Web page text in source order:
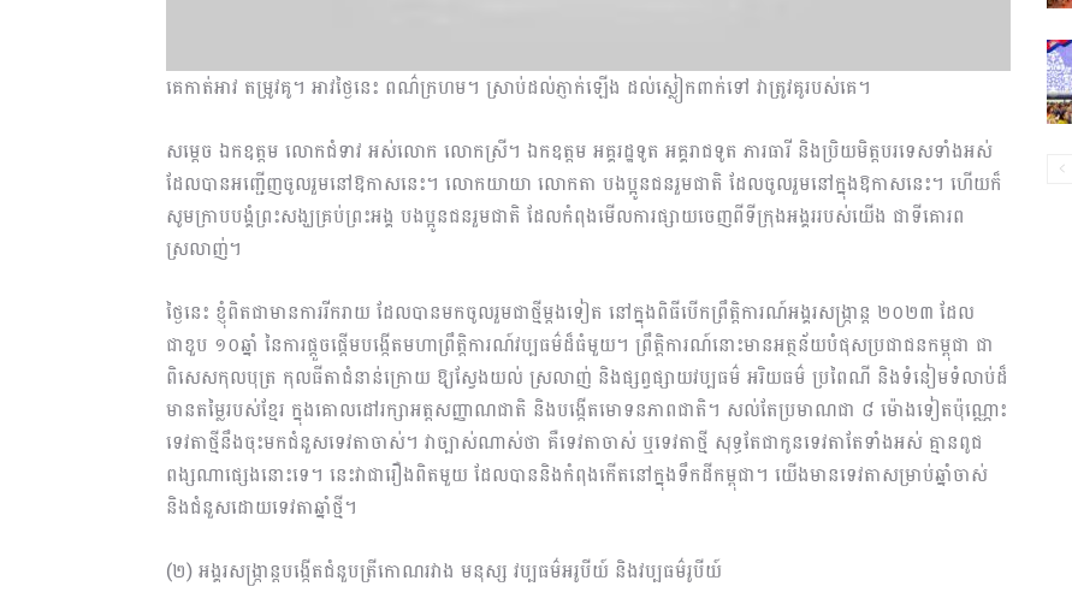
ប្រតិកម្ម
គេកាត់អាវ តម្រូវគូ។ អាវថ្ងៃនេះ ពណ៌ក្រហម។ ស្រាប់ដល់ភ្ញាក់ឡើង ដល់ស្លៀកពាក់ទៅ វាត្រូវគូរបស់គេ។
សម្ដេច ឯកឧត្តម លោកជំទាវ អស់លោក លោកស្រី។ ឯកឧត្តម អគ្គរដ្ឋទូត អគ្គរាជទូត ភារធារី និងប្រិយមិត្តបរទេសទាំងអស់
ដែលបានអញ្ជើញចូលរួមនៅឱកាសនេះ។ លោកយាយា លោកតា បងប្អូនជនរួមជាតិ ដែលចូលរួមនៅក្នុងឱកាសនេះ។ ហើយក៏
សូមក្រាបបង្គំព្រះសង្ឃគ្រប់ព្រះអង្គ បងប្អូនជនរួមជាតិ ដែលកំពុងមើលការផ្សាយចេញពីទីក្រុងអង្គររបស់យើង ជាទីគោរព
ស្រលាញ់។
ថ្ងៃនេះ ខ្ញុំពិតជាមានការរីករាយ ដែលបានមកចូលរួមជាថ្មីម្ដងទៀត នៅក្នុងពិធីបើកព្រឹត្តិការណ៍អង្គរសង្រ្កាន្ត ២០២៣ ដែល
ជាខួប ១០ឆ្នាំ នៃការផ្ដួចផ្ដើមបង្កើតមហាព្រឹត្តិការណ៍វប្បធម៌ដ៏ធំមួយ។ ព្រឹត្តិការណ៍នោះមានអត្ថន័យបំផុសប្រជាជនកម្ពុជា ជា
ពិសេសកុលបុត្រ កុលធីតាជំនាន់ក្រោយ ឱ្យស្វែងយល់ ស្រលាញ់ និងផ្សព្វផ្សាយវប្បធម៌ អរិយធម៌ ប្រពៃណី និងទំនៀមទំលាប់ដ៏
មានតម្លៃរបស់ខ្មែរ ក្នុងគោលដៅរក្សាអត្តសញ្ញាណជាតិ និងបង្កើតមោទនភាពជាតិ។ សល់តែប្រមាណជា ៨ ម៉ោងទៀតប៉ុណ្ណោះ
ទេវតាថ្មីនឹងចុះមកជំនួសទេវតាចាស់។ វាច្បាស់ណាស់ថា គឺទេវតាចាស់ ឬទេវតាថ្មី សុទ្ធតែជាកូនទេវតាតែទាំងអស់ គ្មានពូជ
ពង្សណាផ្សេងនោះទេ។ នេះវាជារឿងពិតមួយ ដែលបាននិងកំពុងកើតនៅក្នុងទឹកដីកម្ពុជា។ យើងមានទេវតាសម្រាប់ឆ្នាំចាស់
និងជំនួសដោយទេវតាឆ្នាំថ្មី។
(២) អង្គរសង្រ្កាន្តបង្កើតជំនួបត្រីកោណរវាង មនុស្ស វប្បធម៌អរូបីយ៍ និងវប្បធម៌រូបីយ៍